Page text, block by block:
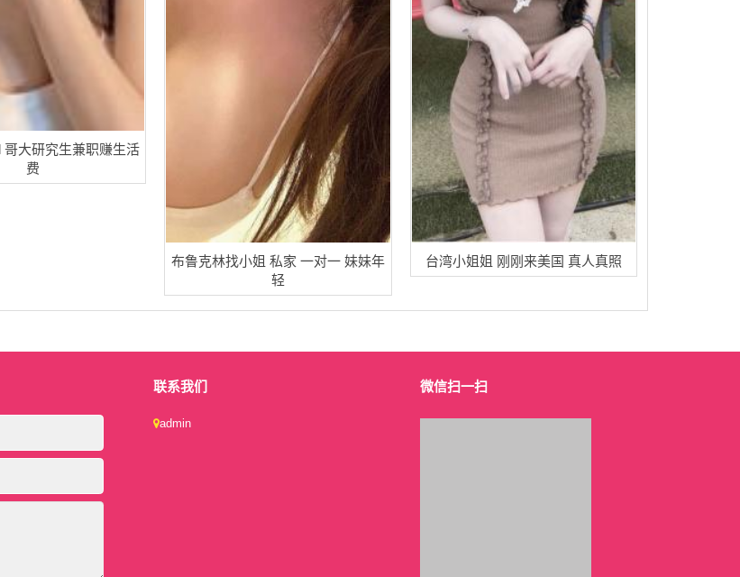
哥大研究生兼职赚生活
费
布鲁克林找小姐 私家 一对一 妹妹年
轻
台湾小姐姐 刚刚来美国 真人真照
联系我们
admin
微信扫一扫